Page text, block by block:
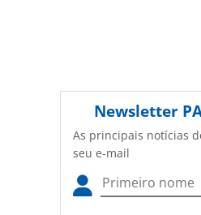
Newsletter
As principais notícias
seu e-mail